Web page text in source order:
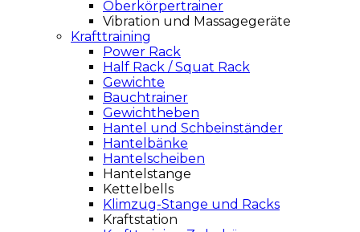
Oberkörpertrainer
Vibration und Massagegeräte
Krafttraining
Power Rack
Half Rack / Squat Rack
Gewichte
Bauchtrainer
Gewichtheben
Hantel und Schbeinständer
Hantelbänke
Hantelscheiben
Hantelstange
Kettelbells
Klimzug-Stange und Racks
Kraftstation